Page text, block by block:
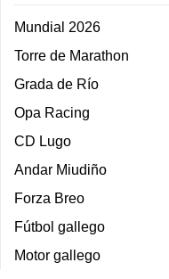
Mundial 2026
Torre de Marathon
Grada de Río
Opa Racing
CD Lugo
Andar Miudiño
Forza Breo
Fútbol gallego
Motor gallego